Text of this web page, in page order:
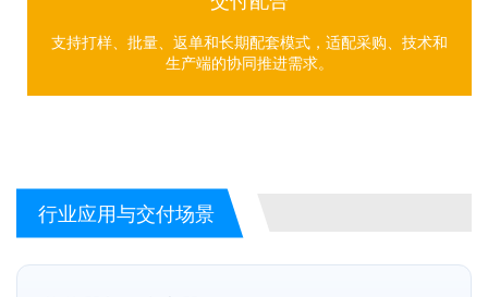
支持打样、批量、返单和长期配套模式，适配采购、技术和
生产端的协同推进需求。
行业应用与交付场景